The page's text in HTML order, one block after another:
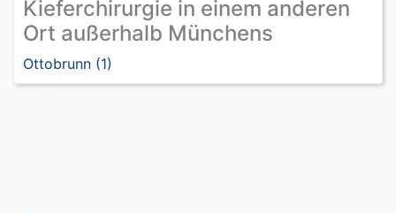
Kieferchirurgie in einem anderen
Ort außerhalb Münchens
Ottobrunn (1)